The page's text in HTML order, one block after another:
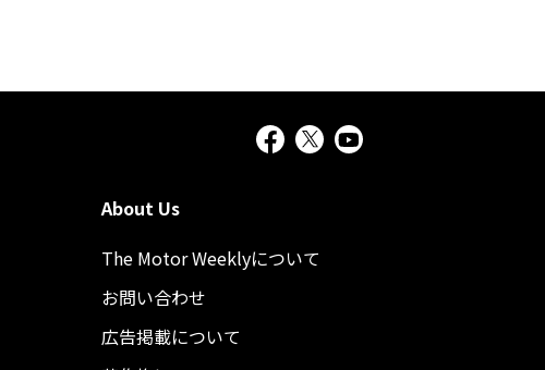
About Us
The Motor Weeklyについて
お問い合わせ
広告掲載について